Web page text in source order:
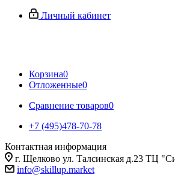
Личный кабинет
Корзина0
Отложенные0
Сравнение товаров0
+7 (495)478-70-78
Контактная информация
г. Щелково ул. Талсинская д.23 ТЦ
info@skillup.market